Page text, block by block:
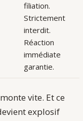
filiation.
Strictement
interdit.
Réaction
immédiate
garantie.
vite. Et ce
explosif